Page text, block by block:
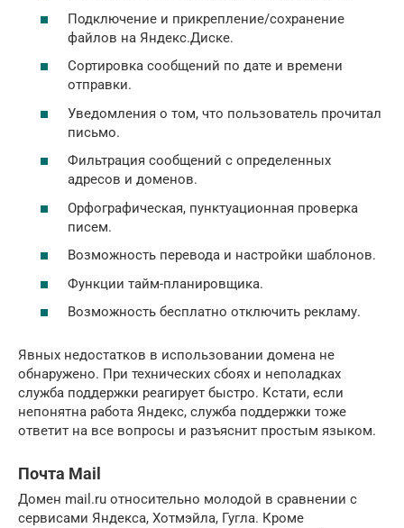
Подключение и прикрепление/сохранение
файлов на Яндекс.Диске.
Сортировка сообщений по дате и времени
отправки.
Уведомления о том, что пользователь прочитал
письмо.
Фильтрация сообщений с определенных
адресов и доменов.
Орфографическая, пунктуационная проверка
писем.
Возможность перевода и настройки шаблонов.
Функции тайм-планировщика.
Возможность бесплатно отключить рекламу.
Явных недостатков в использовании домена не
обнаружено. При технических сбоях и неполадках
служба поддержки реагирует быстро. Кстати, если
непонятна работа Яндекс, служба поддержки тоже
ответит на все вопросы и разъяснит простым языком.
Почта Mail
Домен mail.ru относительно молодой в сравнении с
сервисами Яндекса, Хотмэйла, Гугла. Кроме